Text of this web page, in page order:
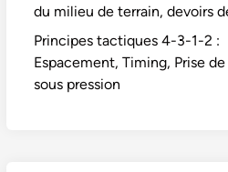
du milieu de terrain, devoirs
Principes tactiques 4-3-1-2 :
Espacement, Timing, Prise
sous pression